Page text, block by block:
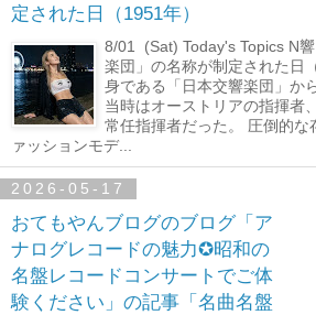
定された日（1951年）
8/01 (Sat) Today's Topics N
楽団」の名称が制定された日
身である「日本交響楽団」か
当時はオーストリアの指揮者
常任指揮者だった。 圧倒的な
ァッションモデ...
2026-05-17
おてもやんブログのブログ「ア
ナログレコードの魅力✪昭和の
名盤レコードコンサートでご体
験ください」の記事「名曲名盤